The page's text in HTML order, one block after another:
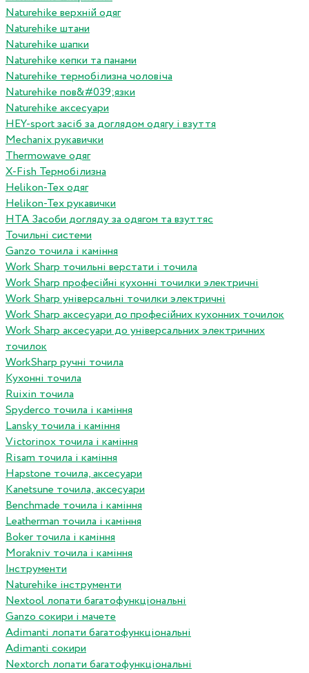
Naturehike верхній одяг
Naturehike штани
Naturehike шапки
Naturehike кепки та панами
Naturehike термобілизна чоловіча
Naturehike пов&#039;язки
Naturehike аксесуари
HEY-sport засіб за доглядом одягу і взуття
Mechanix рукавички
Thermowave одяг
X-Fish Термобілизна
Helikon-Tex одяг
Helikon-Tex рукавички
HTA Засоби догляду за одягом та взуттяс
Точильні системи
Ganzo точила і каміння
Work Sharp точильні верстати і точила
Work Sharp професiйнi кухоннi точилки электричнi
Work Sharp унiверсальнi точилки электричнi
Work Sharp аксесуари до професiйних кухонних точилок
Work Sharp аксесуари до унiверсальних электричних
точилок
WorkSharp ручні точила
Кухонні точила
Ruixin точила
Spyderco точила і каміння
Lansky точила і каміння
Victorinox точила і каміння
Risam точила і каміння
Hapstone точила, аксесуари
Kanetsune точила, аксесуари
Benchmade точила і каміння
Leatherman точила і каміння
Boker точила і каміння
Morakniv точила і каміння
Інструменти
Naturehike інструменти
Nextool лопати багатофункціональні
Ganzo сокири і мачете
Adimanti лопати багатофункціональні
Adimanti сокири
Nextorch лопати багатофункціональні